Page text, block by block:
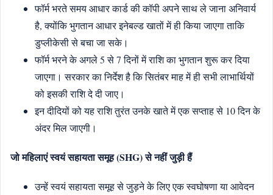
फॉर्म भरते समय आधार कार्ड की कॉपी अपने साथ ले जाना अनिवार्य
है, क्योंकि भुगतान आधार इनेबल्ड खातों में ही किया जाएगा ताकि
डुप्लीकेसी से बचा जा सके।
फॉर्म भरने के अगले 5 से 7 दिनों में राशि का भुगतान शुरू कर दिया
जाएगा। सरकार का निर्देश है कि सितंबर माह में ही सभी लाभार्थियों
को इसकी राशि दे दी जाए।
इन दीदियों को यह राशि तुरंत उनके खाते में एक सप्ताह से 10 दिन के
अंदर मिल जाएगी।
जो महिलाएं स्वयं सहायता समूह (SHG) से नहीं जुड़ी हैं
उन्हें स्वयं सहायता समूह से जुड़ने के लिए एक स्वघोषणा या आवेदन